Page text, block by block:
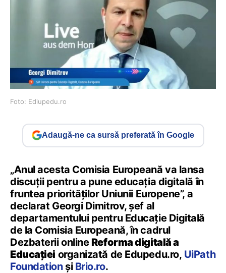
Foto: Ediupedu.ro
Adaugă-ne ca sursă preferată în Google
„Anul acesta Comisia Europeană va lansa
discuții pentru a pune educația digitală în
fruntea priorităților Uniunii Europene”, a
declarat Georgi Dimitrov, șef al
departamentului pentru Educație Digitală
de la Comisia Europeană, în cadrul
Dezbaterii online Reforma digitală a
Educației organizată de Edupedu.ro, UiPath
Foundationși Brio.ro.